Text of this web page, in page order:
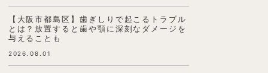
【大阪市都島区】歯ぎしりで起こるトラブル
とは？放置すると歯や顎に深刻なダメージを
与えることも
2026.08.01